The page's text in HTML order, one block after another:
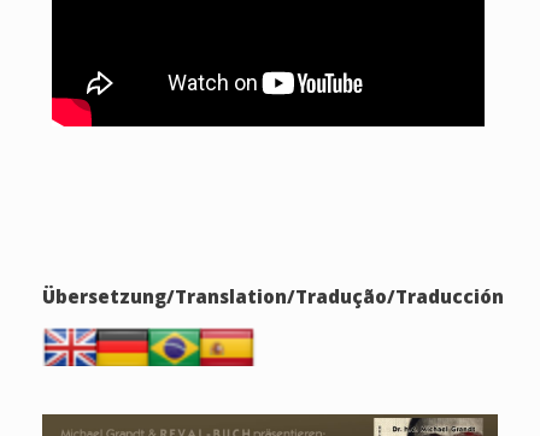
Übersetzung/Translation/Tradução/Traducción